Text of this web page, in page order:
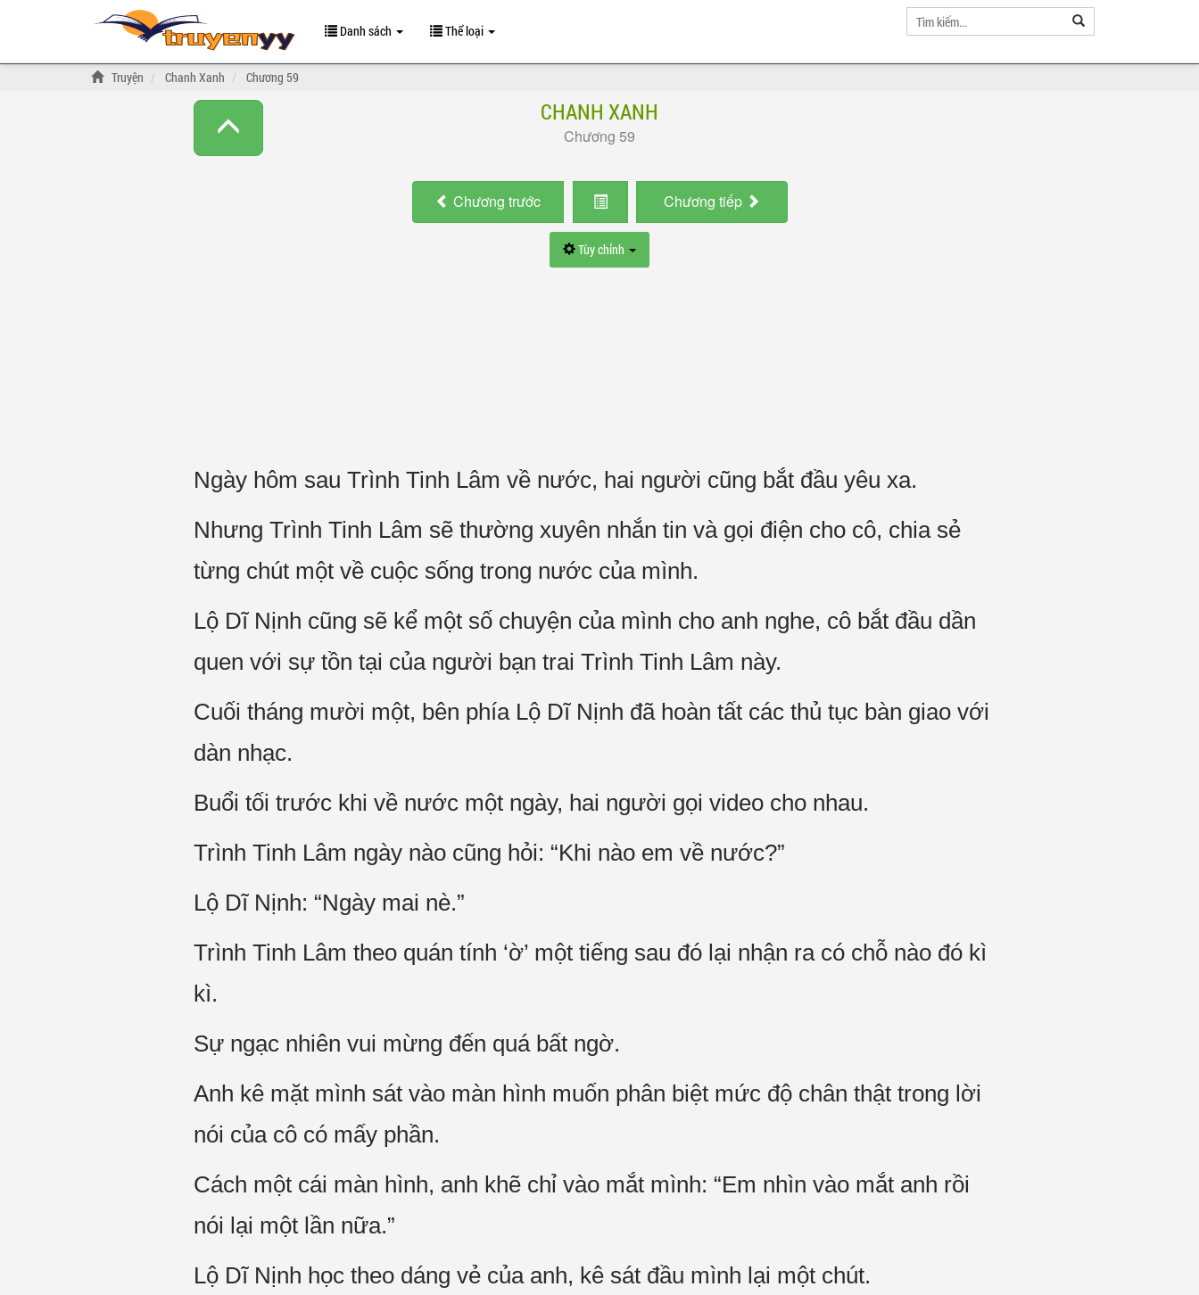
Danh sách Thể loại
Truyện Chanh Xanh Chương 59
CHANH XANH
Chương 59
Chương trước Chương tiếp
Tùy chỉnh
Ngày hôm sau Trình Tinh Lâm về nước, hai người cũng bắt đầu yêu xa.
Nhưng Trình Tinh Lâm sẽ thường xuyên nhắn tin và gọi điện cho cô, chia sẻ
từng chút một về cuộc sống trong nước của mình.
Lộ Dĩ Nịnh cũng sẽ kể một số chuyện của mình cho anh nghe, cô bắt đầu dần
quen với sự tồn tại của người bạn trai Trình Tinh Lâm này.
Cuối tháng mười một, bên phía Lộ Dĩ Nịnh đã hoàn tất các thủ tục bàn giao với
dàn nhạc.
Buổi tối trước khi về nước một ngày, hai người gọi video cho nhau.
Trình Tinh Lâm ngày nào cũng hỏi: “Khi nào em về nước?”
Lộ Dĩ Nịnh: “Ngày mai nè.”
Trình Tinh Lâm theo quán tính ‘ờ’ một tiếng sau đó lại nhận ra có chỗ nào đó kì
kì.
Sự ngạc nhiên vui mừng đến quá bất ngờ.
Anh kê mặt mình sát vào màn hình muốn phân biệt mức độ chân thật trong lời
nói của cô có mấy phần.
Cách một cái màn hình, anh khẽ chỉ vào mắt mình: “Em nhìn vào mắt anh rồi
nói lại một lần nữa.”
Lộ Dĩ Nịnh học theo dáng vẻ của anh, kê sát đầu mình lại một chút.